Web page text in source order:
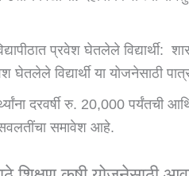
प्रवेश घेतलेले विद्यार्थी:
घेतलेले विद्यार्थी या योजनेसाठी
दरवर्षी रु. 20,000
समावेश आहे.